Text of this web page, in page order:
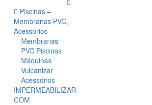
Piscinas –
Membranas PVC,
Acessórios
Membranas
PVC Piscinas
Máquinas
Vulcanizar
Acessórios
IMPERMEABILIZAR
COM